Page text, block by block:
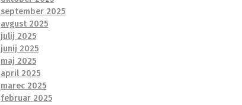
september 2025
avgust 2025
julij 2025
junij 2025
maj 2025
april 2025
marec 2025
februar 2025